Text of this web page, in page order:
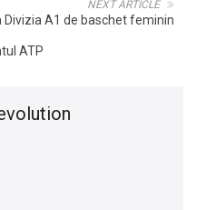
NEXT ARTICLE
A1 de baschet feminin
ATP